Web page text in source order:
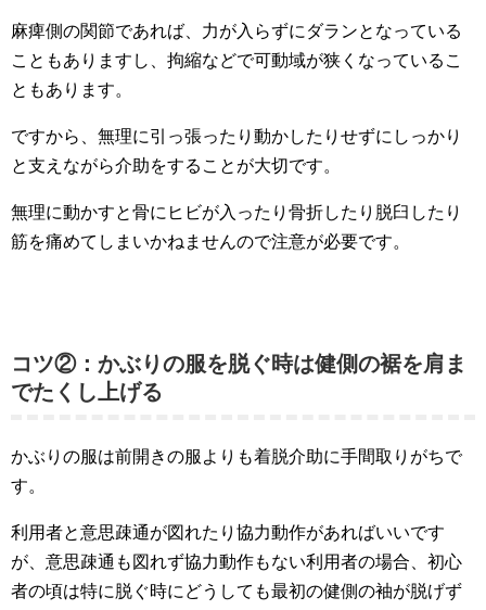
麻痺側の関節であれば、力が入らずにダランとなっている
こともありますし、拘縮などで可動域が狭くなっているこ
ともあります。
ですから、無理に引っ張ったり動かしたりせずにしっかり
と支えながら介助をすることが大切です。
無理に動かすと骨にヒビが入ったり骨折したり脱臼したり
筋を痛めてしまいかねませんので注意が必要です。
コツ②：かぶりの服を脱ぐ時は健側の裾を肩ま
でたくし上げる
かぶりの服は前開きの服よりも着脱介助に手間取りがちで
す。
利用者と意思疎通が図れたり協力動作があればいいです
が、意思疎通も図れず協力動作もない利用者の場合、初心
者の頃は特に脱ぐ時にどうしても最初の健側の袖が脱げず